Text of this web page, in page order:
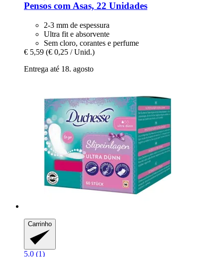
Pensos com Asas, 22 Unidades
2-3 mm de espessura
Ultra fit e absorvente
Sem cloro, corantes e perfume
€ 5,59 (€ 0,25 / Unid.)
Entrega até 18. agosto
Carrinho
5.0 (1)